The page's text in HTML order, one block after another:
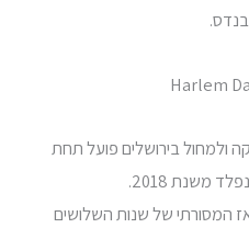
Harlem
ולמחול בירושלים פועל תחת
משנת 2018.
המסורתי של שנות השלושים